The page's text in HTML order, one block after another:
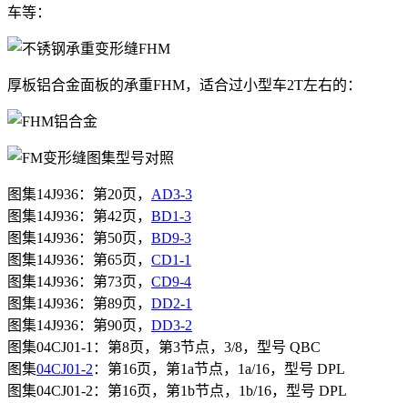
车等：
厚板铝合金面板的承重FHM，适合过小型车2T左右的：
图集14J936：第20页， AD3-3
图集14J936：第42页， BD1-3
图集14J936：第50页， BD9-3
图集14J936：第65页， CD1-1
图集14J936：第73页， CD9-4
图集14J936：第89页， DD2-1
图集14J936：第90页， DD3-2
图集04CJ01-1：第8页，第3节点，3/8，型号 QBC
图集04CJ01-2 ：第16页，第1a节点，1a/16，型号 DPL
图集04CJ01-2：第16页，第1b节点，1b/16，型号 DPL